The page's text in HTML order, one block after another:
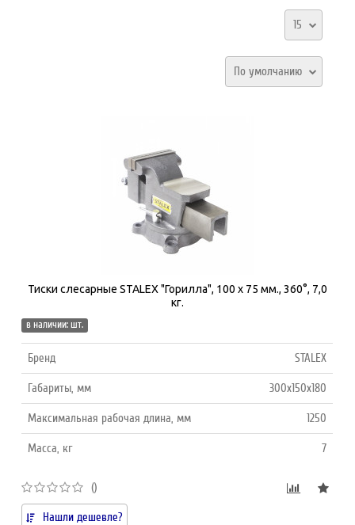
15
По умолчанию
Тиски слесарные STALEX "Горилла", 100 х 75 мм., 360°, 7,0
кг.
в наличии: шт.
Бренд STALEX
Габариты, мм 300x150x180
Максимальная рабочая длина, мм 1250
Масса, кг 7
()
Нашли дешевле?